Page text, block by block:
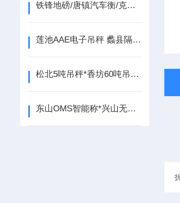
铁锋地磅/唐镇汽车衡/克东地磅/拜泉地磅维修
莲池AAE电子吊秤 蠡县隔爆吊秤 南和防爆电子吊称
松北5吨吊秤*香坊60吨吊秤*察哈尔右翼后旗地磅
东山OMS智能称*兴山无人管汽车衡*建华汽车磅称*铁锋防爆桌秤